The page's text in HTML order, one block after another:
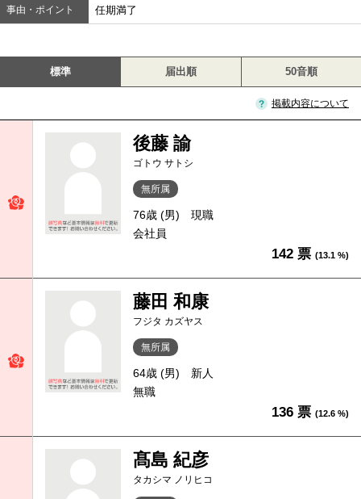
事由・ポイント 任期満了
標準 届出順 50音順
掲載内容について
後藤 諭
ゴトウ サトシ
無所属
76歳 (男)
現職
会社員
142 票 (13.1 %)
藤田 和康
フジタ カズヤス
無所属
64歳 (男)
新人
無職
136 票 (12.6 %)
髙島 紀彦
タカシマ ノリヒコ